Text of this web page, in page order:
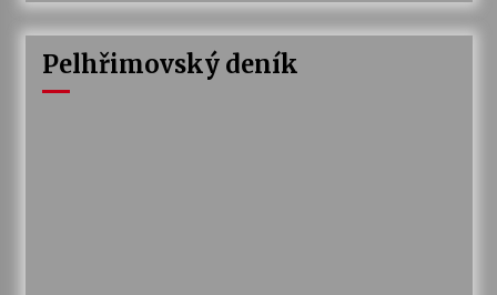
Pelhřimovský deník